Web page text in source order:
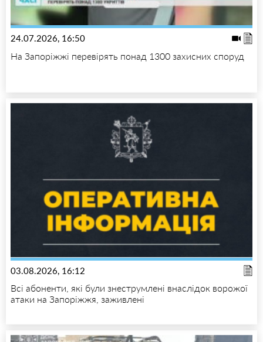
24.07.2026, 16:50
На Запоріжжі перевірять понад 1300 захисних споруд
03.08.2026, 16:12
Всі абоненти, які були знеструмлені внаслідок ворожої
атаки на Запоріжжя, заживлені